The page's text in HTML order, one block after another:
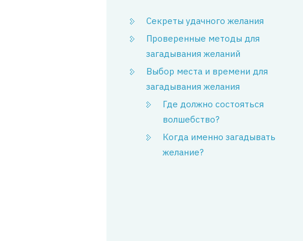
Секреты удачного желания
Проверенные методы для
загадывания желаний
Выбор места и времени для
загадывания желания
Где должно состояться
волшебство?
Когда именно загадывать
желание?